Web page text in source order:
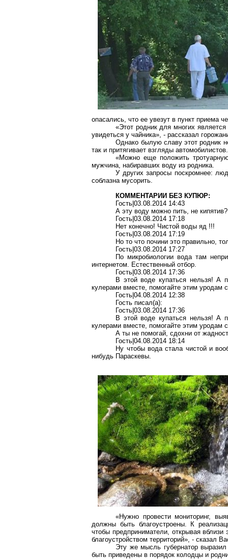
опасались, что ее увезут в пункт приема
«Этот родник для многих
увидеться у чайника», - рассказал
Однако былую славу этот родник
так и притягивает взгляды автомобилистов.
«Можно еще положить
мужчина, набиравших воду из родника.
У других запросы поскромнее:
соблазна мусорить.
КОММЕНТАРИИ БЕЗ КУПЮР:
Гость|03.08.2014 14:43
А эту воду можно пить, не кипятив?
Гость|03.08.2014 17:18
Нет конечно! Чистой воды яд !!!
Гость|03.08.2014 17:19
Но то что почини это правильно,
Гость|03.08.2014 17:27
По микробиологии вода там
интернетом. Естественный отбор.
Гость|03.08.2014 17:36
В этой воде купаться нельзя! А
кулерами вместе, помогайте этим уродам
Гость|04.08.2014 12:38
Гость писал(a):
Гость|03.08.2014 17:36
В этой воде купаться нельзя! А
кулерами вместе, помогайте этим уродам
А ты не помогай, сдохни от
Гость|04.08.2014 18:14
Ну чтобы вода стала чистой и
нибудь Параскевы.
«Нужно провести мониторинг,
должны быть благоустроены. К
чтобы предприниматели, открывая
благоустройством территорий», - сказал
Эту же мысль губернатор
быть приведены в порядок колодцы и